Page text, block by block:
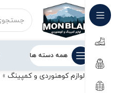
همه دسته ها
لوازم کوهنوردی و کمپینگ »